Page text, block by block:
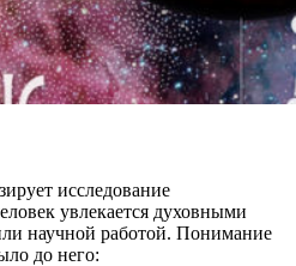
исследование
увлекается духовными
научной работой. Понимание
до него: